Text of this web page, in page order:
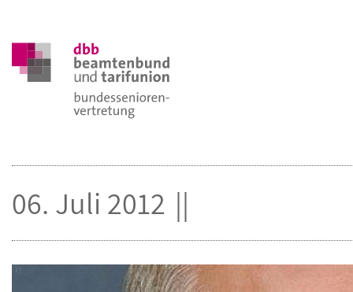
06. Juli 2012